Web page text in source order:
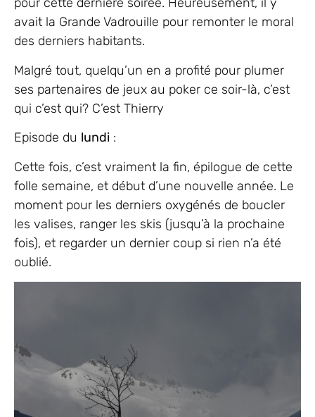
pour cette dernière soirée. Heureusement, il y
avait la Grande Vadrouille pour remonter le moral
des derniers habitants.
Malgré tout, quelqu’un en a profité pour plumer
ses partenaires de jeux au poker ce soir-là, c’est
qui c’est qui? C’est Thierry
Episode du lundi :
Cette fois, c’est vraiment la fin, épilogue de cette
folle semaine, et début d’une nouvelle année. Le
moment pour les derniers oxygénés de boucler
les valises, ranger les skis (jusqu’à la prochaine
fois), et regarder un dernier coup si rien n’a été
oublié.